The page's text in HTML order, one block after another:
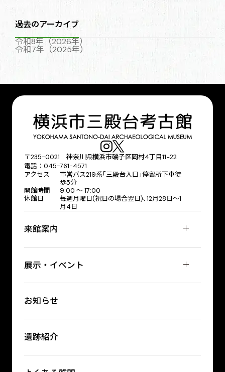
過去のアーカイブ
令和8年（2026年）
令和7年（2025年）
〒235-0021 神奈川県横浜市磯子区岡村4丁目11−22
電話：045-761-4571
アクセス
市営バス219系｢三殿台入口｣停留所下車徒
歩5分
開館時間
9:00 〜 17:00
休館日
毎週月曜日(祝日の場合翌日)､12月28日～1
月4日
来館案内
展示・イベント
お知らせ
遺跡紹介